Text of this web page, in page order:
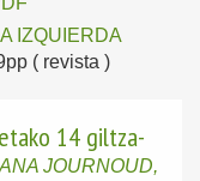
IZQUIERDA
( revista )
14 giltza-
JOURNOUD,